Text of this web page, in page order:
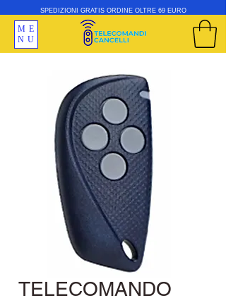
ME
NU
SPEDIZIONI GRATIS ORDINE OLTRE 69 EURO
TELECOMANDO